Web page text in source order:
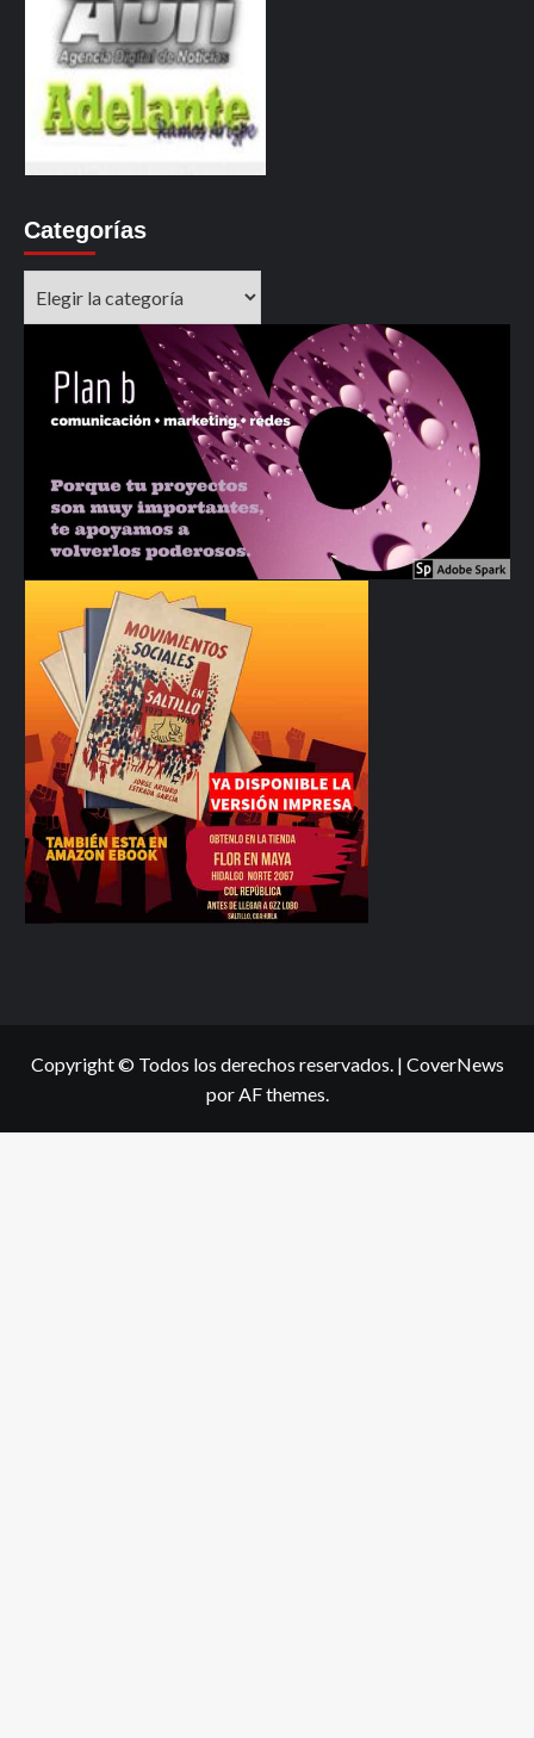
Categorías
Copyright © Todos los derechos reservados. | CoverNews
por AF themes.